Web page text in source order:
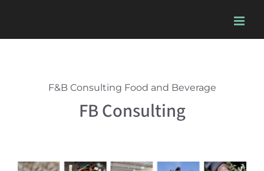
F&B Consulting Food and Beverage
FB Consulting